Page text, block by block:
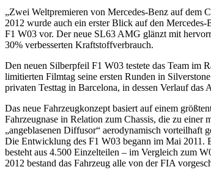
„Zwei Weltpremieren von Mercedes-Benz auf dem
2012 wurde auch ein erster Blick auf den
F1 W03 vor. Der neue SL63 AMG glänzt mit
30% verbesserten Kraftstoffverbrauch.
Den neuen Silberpfeil F1 W03 testete das Team im
limitierten Filmtag seine ersten Runden in
privaten Testtag in Barcelona, in dessen Verlauf
Das neue Fahrzeugkonzept basiert auf einem
Fahrzeugnase in Relation zum Chassis, die zu einer
„angeblasenen Diffusor“ aerodynamisch vorteilhaft
Die Entwicklung des F1 W03 begann im Mai 2011.
besteht aus 4.500 Einzelteilen – im Vergleich zum
2012 bestand das Fahrzeug alle von der FIA